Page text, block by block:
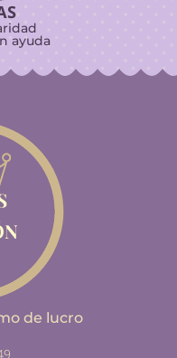
ayuda
de lucro